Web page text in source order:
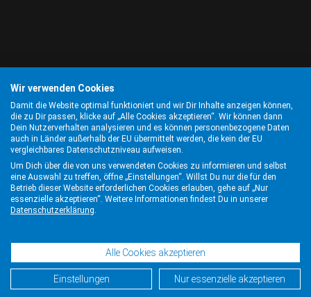
Wir verwenden Cookies
Damit die Website optimal funktioniert und wir Dir Inhalte anzeigen können,
die zu Dir passen, klicke auf „Alle Cookies akzeptieren“. Wir können dann
Dein Nutzerverhalten analysieren und es können personenbezogene Daten
auch in Länder außerhalb der EU übermittelt werden, die kein der EU
vergleichbares Datenschutzniveau aufweisen.
Um Dich über die von uns verwendeten Cookies zu informieren und selbst
eine Auswahl zu treffen, öffne „Einstellungen“. Willst Du nur die für den
Betrieb dieser Website erforderlichen Cookies erlauben, gehe auf „Nur
essenzielle akzeptieren“. Weitere Informationen findest Du in unserer
Datenschutzerklärung.
Alle Cookies akzeptieren
Einstellungen Nur essenzielle akzeptieren